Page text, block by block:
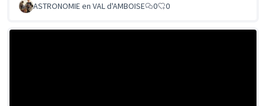
ASTRONOMIE en VAL d'AMBOISE
0 0